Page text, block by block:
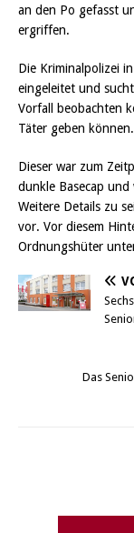
an den Po gefasst
ergriffen.
Die Kriminalpolizei
eingeleitet und
Vorfall beobachten
Täter geben können.
Dieser war zum
dunkle Basecap
Weitere Details zu
vor. Vor diesem
Ordnungshüter
Das